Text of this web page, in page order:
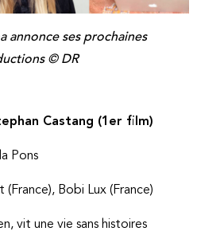
annonce ses prochaines
© DR
Castang (1er film)
Pons
Bobi Lux (France)
vit une vie sans histoires